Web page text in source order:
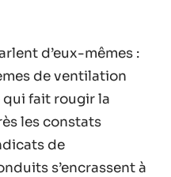
d’eux-mêmes :
de ventilation
qui fait rougir la
les constats
de
s’encrassent à